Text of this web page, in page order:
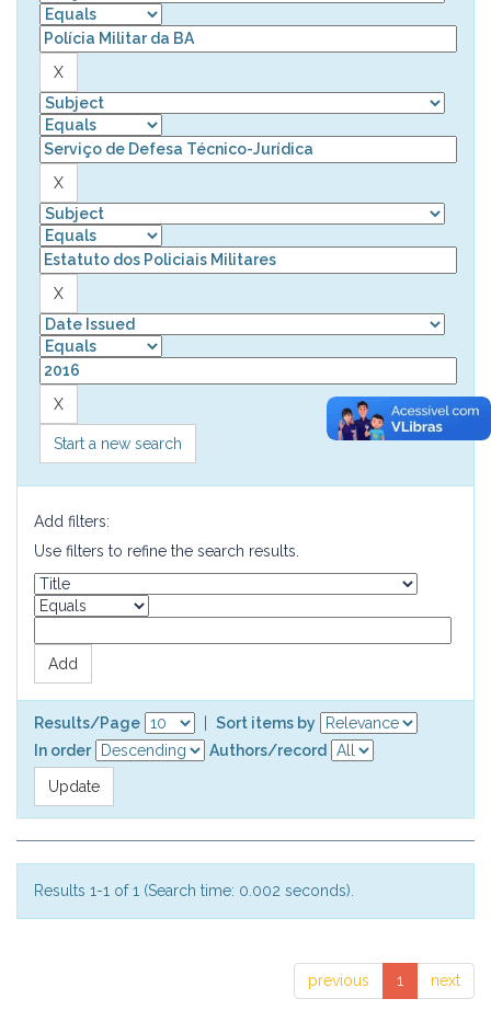
Start a new search
Add filters:
Use filters to refine the search results.
Results/Page
Sort items by
In order
Authors/record
Results 1-1 of 1 (Search time: 0.002 seconds).
previous 1 next